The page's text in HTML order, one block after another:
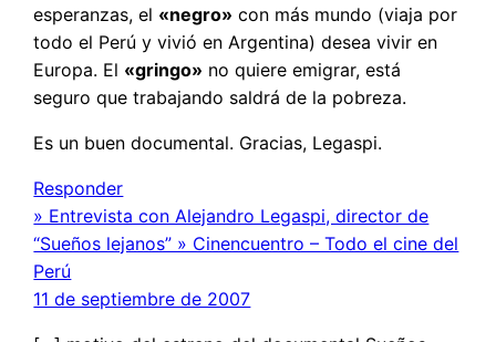
esperanzas, el «negro» con más mundo (viaja por
todo el Perú y vivió en Argentina) desea vivir en
Europa. El «gringo» no quiere emigrar, está
seguro que trabajando saldrá de la pobreza.
Es un buen documental. Gracias, Legaspi.
Responder
» Entrevista con Alejandro Legaspi, director de
“Sueños lejanos” » Cinencuentro – Todo el cine del
Perú
11 de septiembre de 2007